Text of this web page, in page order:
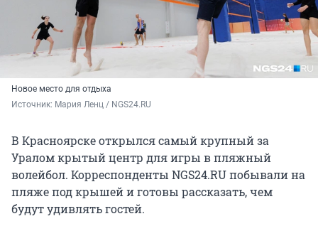
Новое место для отдыха
Источник: Мария Ленц / NGS24.RU
В Красноярске открылся самый крупный за
Уралом крытый центр для игры в пляжный
волейбол. Корреспонденты NGS24.RU побывали на
пляже под крышей и готовы рассказать, чем
будут удивлять гостей.